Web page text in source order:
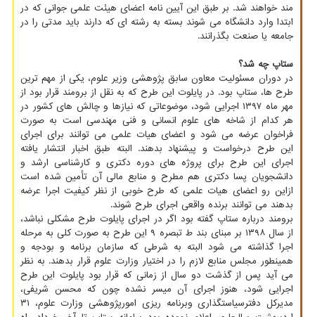
مند خواهند شد. بر طبق این آیین نامه اعضای هیئت علمی جوانی که در
ابتدا وارد دانشگاه می شوند بسته به رشته ای که دارند باید مدتی را در
جامعه یا صنعت بگذرانند.
ستاپ چه شد؟
در دوران مسئولیت معاون سابق پژوهشی وزیر علوم، یکی از مهم ترین
طرح ها، ستاپ بود. در پایلوت این طرح که به نقل از برومند قرار بود از
مهر ماه ۱۳۹۷ اجرایی شود، موضوعاتی که نیازها و چالش های کشور در
هر کدام از شاخه های علوم انسانی و فنی مهندسی است به صورت
فراخوان عرضه می شود و اعضای هیات علمی می توانند برای اجرای
این طرح درخواست و پیشنهاد بدهند. البته طبق اخبار انتشار یافته
اجرای این طرح برای پروژه های دوره دکتری و کارشناسی ارشد و
دانشجویان پسا دکتری هم مطرح و منابع مالی آن تأمین شده است
ازاین رو اعضای هیات علمی که طرح خوبی از نظر کیفیت اجرا عرضه
بدهند می توانند برنده واقعی اجرای طرح شوند.
برومند درباره ستاپ گفته بود اگر در اجرای پایلوت طرح مشکلی نباشد،
از سال ۱۳۹۸ بر مبنای بند ط تبصره ۹ این طرح به صورت کلی به مرحله
اجرا گذاشته می شود البته به شرطی که سازمان برنامه و بودجه و
همینطور مجلس منابع لازم را در اختیار وزارت علوم قرار بدهند. به نظر
می آید پس از گذشت دو سال از زمانی که قرار بود پایلوت این طرح
اجرایی شود، هنوز اجرای آن میسر نشده چون که محسن شریفی،
مدیرکل دفترسیاستگذاری وبرنامه ریزی امورپژوهشی وزارت علوم، ۳۱